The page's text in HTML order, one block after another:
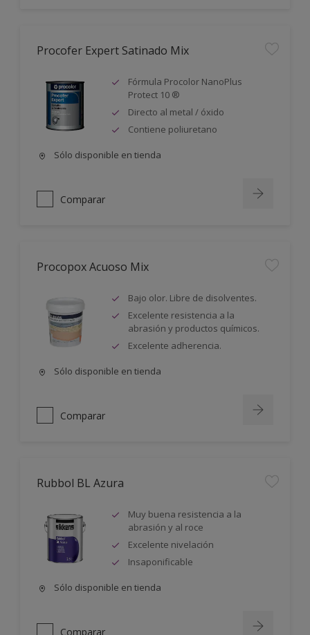
Procofer Expert Satinado Mix
Fórmula Procolor NanoPlus
Protect 10 ®
Directo al metal / óxido
Contiene poliuretano
Sólo disponible en tienda
Comparar
Procopox Acuoso Mix
Bajo olor. Libre de disolventes.
Excelente resistencia a la
abrasión y productos químicos.
Excelente adherencia.
Sólo disponible en tienda
Comparar
Rubbol BL Azura
Muy buena resistencia a la
abrasión y al roce
Excelente nivelación
Insaponificable
Sólo disponible en tienda
Comparar